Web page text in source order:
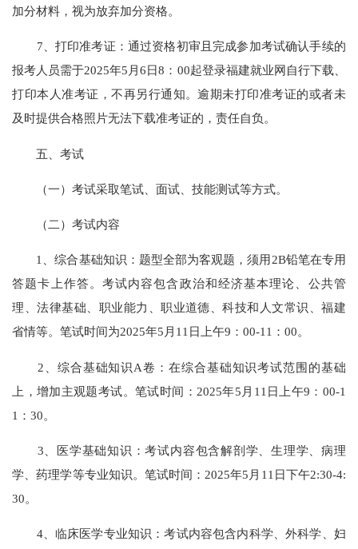
加分材料，视为放弃加分资格。
7、打印准考证：通过资格初审且完成参加考试确认手续的
报考人员需于2025年5月6日8：00起登录福建就业网自行下载、
打印本人准考证，不再另行通知。逾期未打印准考证的或者未
及时提供合格照片无法下载准考证的，责任自负。
五、考试
（一）考试采取笔试、面试、技能测试等方式。
（二）考试内容
1、综合基础知识：题型全部为客观题，须用2B铅笔在专用
答题卡上作答。考试内容包含政治和经济基本理论、公共管
理、法律基础、职业能力、职业道德、科技和人文常识、福建
省情等。笔试时间为2025年5月11日上午9：00-11：00。
2、综合基础知识A卷：在综合基础知识考试范围的基础
上，增加主观题考试。笔试时间：2025年5月11日上午9：00-1
1：30。
3、医学基础知识：考试内容包含解剖学、生理学、病理
学、药理学等专业知识。笔试时间：2025年5月11日下午2:30-4:
30。
4、临床医学专业知识：考试内容包含内科学、外科学、妇